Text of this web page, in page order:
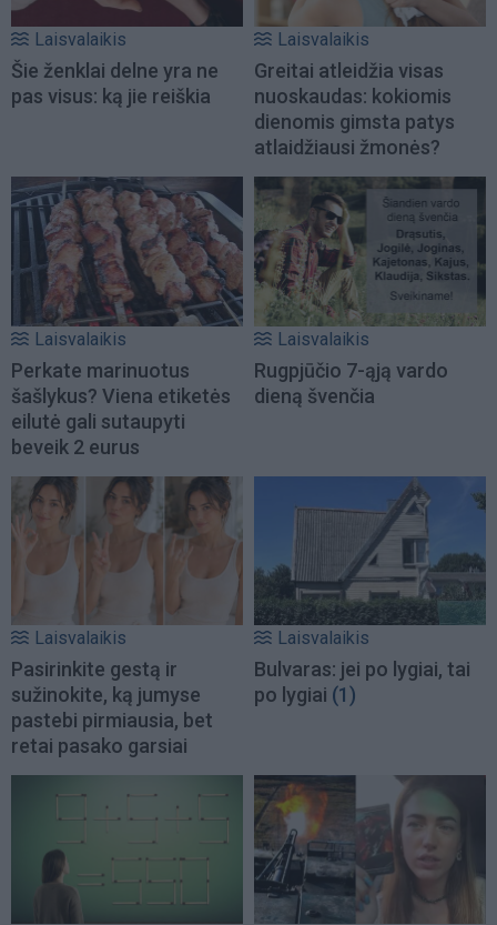
Laisvalaikis
Šie ženklai delne yra ne
pas visus: ką jie reiškia
Laisvalaikis
Greitai atleidžia visas
nuoskaudas: kokiomis
dienomis gimsta patys
atlaidžiausi žmonės?
Laisvalaikis
Perkate marinuotus
šašlykus? Viena etiketės
eilutė gali sutaupyti
beveik 2 eurus
Laisvalaikis
Rugpjūčio 7-ąją vardo
dieną švenčia
Laisvalaikis
Pasirinkite gestą ir
sužinokite, ką jumyse
pastebi pirmiausia, bet
retai pasako garsiai
Laisvalaikis
Bulvaras: jei po lygiai, tai
po lygiai (1)